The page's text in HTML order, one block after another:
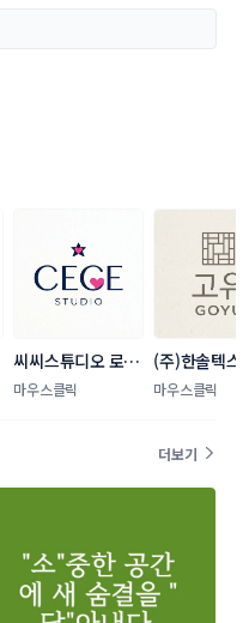
씨씨스튜디오 로고
콘테스트
마우스클릭
(주)한솔텍
콘테스트
마우스클릭
더보기